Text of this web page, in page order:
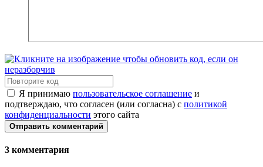
Я принимаю пользовательское соглашение и
подтверждаю, что согласен (или согласна) с политикой
конфиденциальности этого сайта
Отправить комментарий
3 комментария